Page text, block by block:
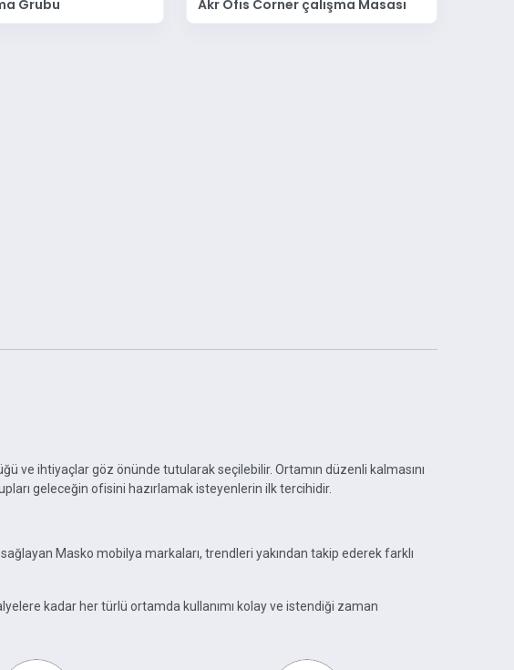
Grubu Akr Ofis Corner çalışma Masası
ve ihtiyaçlar göz önünde tutularak seçilebilir. Ortamın düzenli kalmasını
geleceğin ofisini hazırlamak isteyenlerin ilk tercihidir.
Masko mobilya markaları, trendleri yakından takip ederek farklı
kadar her türlü ortamda kullanımı kolay ve istendiği zaman